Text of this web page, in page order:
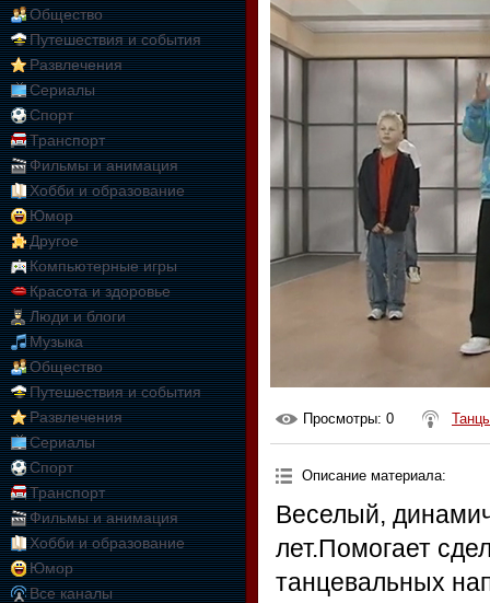
Общество
Путешествия и события
Развлечения
Сериалы
Спорт
Транспорт
Фильмы и анимация
Хобби и образование
Юмор
Другое
Компьютерные игры
Красота и здоровье
Люди и блоги
Музыка
Общество
Путешествия и события
Развлечения
Сериалы
Спорт
Транспорт
Фильмы и анимация
Хобби и образование
Юмор
Все каналы
Просмотры: 0
Описание материала:
Веселый,
лет.Помогает
танцевальных